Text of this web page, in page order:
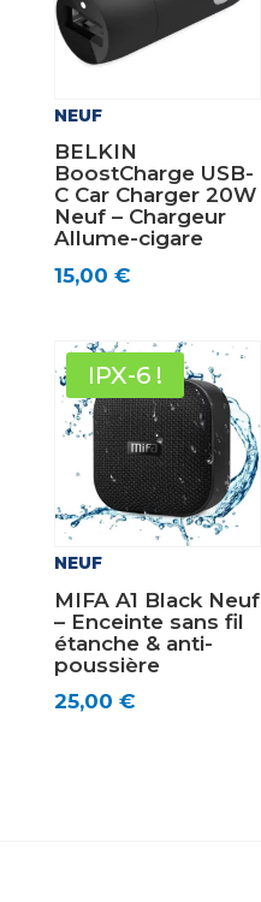
NEUF
BELKIN
BoostCharge USB-
C Car Charger 20W
Neuf – Chargeur
Allume-cigare
15,00 €
IPX-6 !
NEUF
MIFA A1 Black Neuf
– Enceinte sans fil
étanche & anti-
poussière
25,00 €